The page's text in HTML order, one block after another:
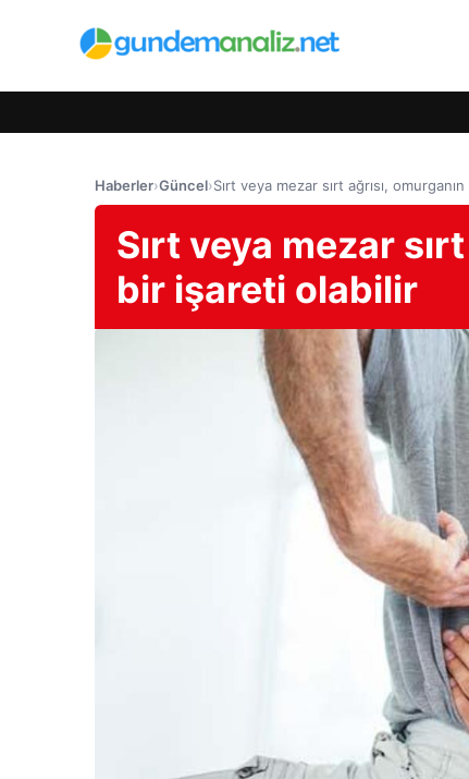
Haberler›Güncel›Sırt veya mezar sırt ağrısı,
Sırt veya mezar sırt
bir işareti olabilir